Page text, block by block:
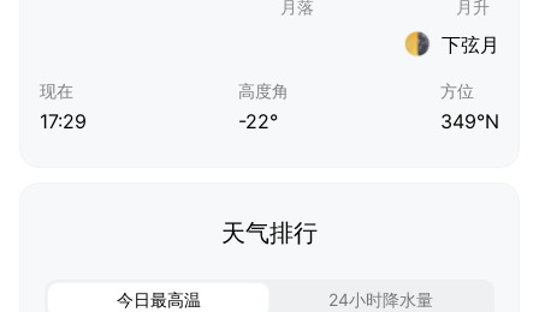
下弦月
现在
17:29
高度角
-22°
方位
349°N
天气排行
今日最高温 24小时降水量